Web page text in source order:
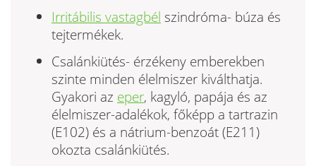
Irritábilis vastagbél szindróma- búza és
tejtermékek.
Csalánkiütés- érzékeny emberekben
szinte minden élelmiszer kiválthatja.
Gyakori az eper, kagyló, papája és az
élelmiszer-adalékok, főképp a tartrazin
(E102) és a nátrium-benzoát (E211)
okozta csalán­kiütés.